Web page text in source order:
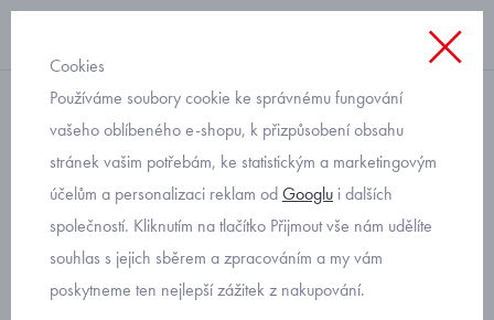
spodní kalhotky
dívčí kalhotky Donella s
pejskem 4171PB128
Cookies
Používáme soubory cookie ke správnému fungování
vašeho oblíbeného e-shopu, k přizpůsobení obsahu
stránek vašim potřebám, ke statistickým a marketingovým
účelům a personalizaci reklam odGooglu i dalších
společností. Kliknutím na tlačítko Přijmout vše nám udělíte
souhlas s jejich sběrem a zpracováním a my vám
poskytneme ten nejlepší zážitek z nakupování.